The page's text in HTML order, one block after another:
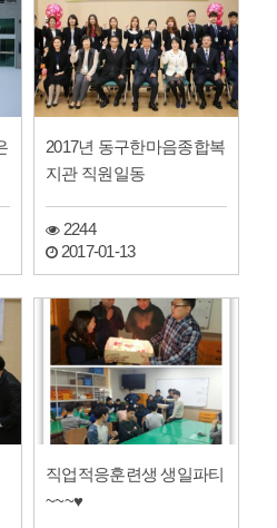
2017년 동구한마음종합복
지관 직원일동
2244
2017-01-13
직업적응훈련생 생일파티
~~~♥